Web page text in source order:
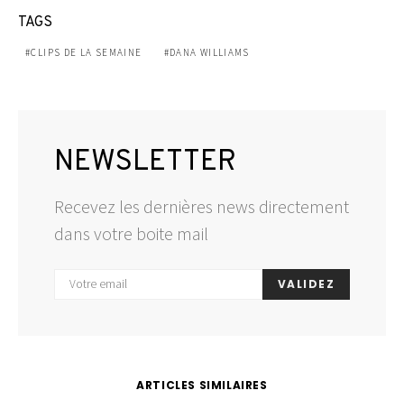
TAGS
CLIPS DE LA SEMAINE DANA WILLIAMS
NEWSLETTER
Recevez les dernières news directement
dans votre boite mail
VALIDEZ
ARTICLES SIMILAIRES